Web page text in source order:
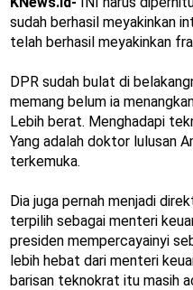
sudah berhasil meyakinkan
telah berhasil meyakinkan
DPR sudah bulat di
memang belum ia
Lebih berat. Menghadapi
Yang adalah doktor lulusan
terkemuka.
Dia juga pernah menjadi
terpilih sebagai menteri
presiden mempercayainyi
lebih hebat dari menteri
barisan teknokrat itu masih